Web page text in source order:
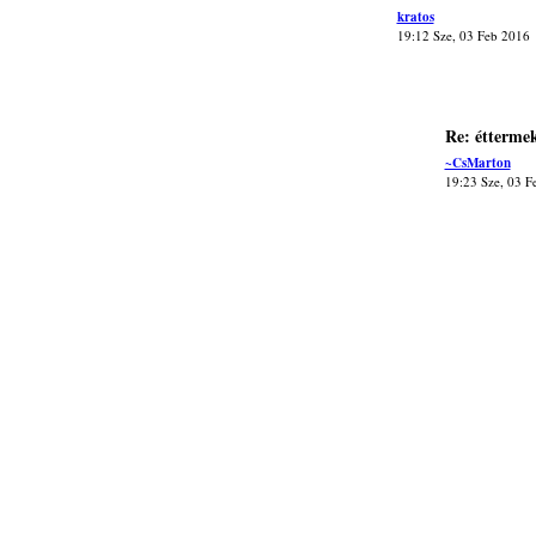
kratos
19:12 Sze, 03 Feb 2016
Re:
~CsMarton
19:23 Sze, 03